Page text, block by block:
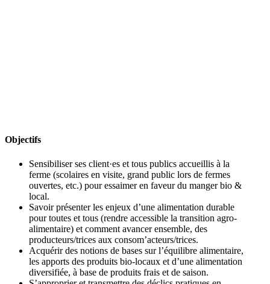
Objectifs
Sensibiliser ses client·es et tous publics accueillis à la
ferme (scolaires en visite, grand public lors de fermes
ouvertes, etc.) pour essaimer en faveur du manger bio &
local.
Savoir présenter les enjeux d’une alimentation durable
pour toutes et tous (rendre accessible la transition agro-
alimentaire) et comment avancer ensemble, des
producteurs/trices aux consom’acteurs/trices.
Acquérir des notions de bases sur l’équilibre alimentaire,
les apports des produits bio-locaux et d’une alimentation
diversifiée, à base de produits frais et de saison.